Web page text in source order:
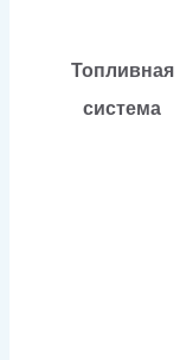
Топливная
система